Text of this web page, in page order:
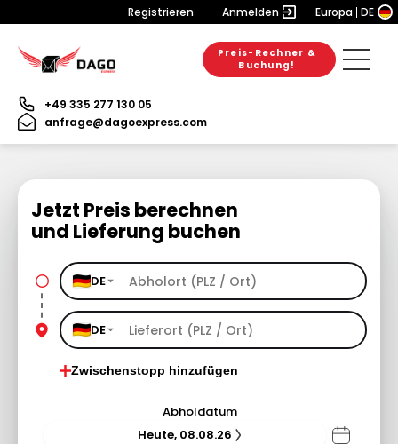
Registrieren Anmelden Europa DE
Preis-Rechner &
Buchung!
+49 335 277 130 05
anfrage@dagoexpress.com
Jetzt Preis berechnen
und Lieferung buchen
DE
DE
Zwischenstopp hinzufügen
Abholdatum
Heute, 08.08.26